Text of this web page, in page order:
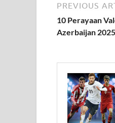
PREVIOUS
10 Perayaan
Azerbaijan 2025